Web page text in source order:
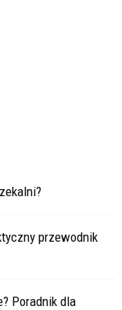
przewodnik
Poradnik dla